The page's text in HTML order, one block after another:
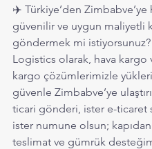
✈️ Türkiye’den Zimbabve’ye
güvenilir ve uygun maliyetli
göndermek mi istiyorsunuz?
Logistics olarak, hava kargo
kargo çözümlerimizle
güvenle Zimbabve’ye
ticari gönderi, ister e-ticaret
ister numune olsun; kapıdan
teslimat ve gümrük